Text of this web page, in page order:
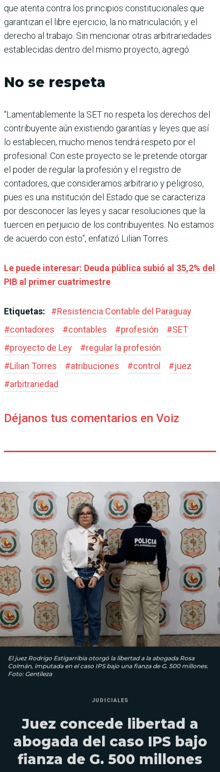
que atenta contra los principios constitucionales que
garantizan el libre ejercicio, la no matriculación, y el
derecho al trabajo. Sin mencionar otras arbitrariedades
establecidas dentro del mismo proyecto, agregó.
No se respeta
“Lamentablemente la SET no respeta los derechos del
contribuyente aún existiendo garantías y leyes que así
lo establecen, mucho menos tendrá respeto por el
profesional. Con este proyecto se le pretende otorgar
el poder de regular la profesión y el registro de
contadores, que consideramos arbitrario y peligroso,
pues es una institución del Estado que se caracteriza
por desconocer las leyes y sacar resoluciones que la
tuercen en perjuicio de los contribuyentes. No estamos
de acuerdo con esto”, enfatizó Lilian Torres.
Le puede interesar: Deuda pública subió al 35,2% del
PIB al primer cuatrimestre
Etiquetas: #Resistencia Contable del Paraguay
#contadores #contables #profesión #SET
#proyecto de Ley #regular la profesión
#Lilian Torres #atribuciones #control #juez
#arbitrariedad
Déjanos tus comentarios en Voiz
El juez Rodrigo Estigarribia otorgó la libertad a la abogada Rosa
Colmán, imputada en el caso IPS bajo una fianza de G. 500 millones.
Foto: Gentileza
JUDICIALES
Juez concede libertad a
abogada del caso IPS bajo
fianza de G. 500 millones